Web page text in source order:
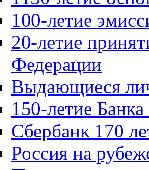
100-летие
20-летие
Федерации
Выдающиеся
150-летие
Сбербанк 170
Россия на